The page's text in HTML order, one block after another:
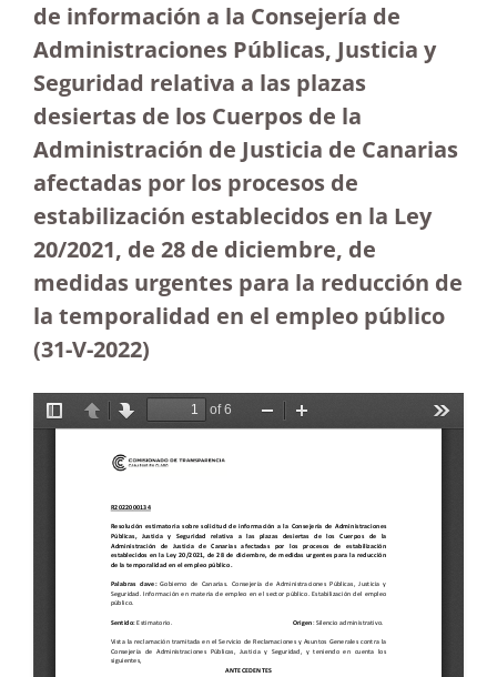
de información a la Consejería de
Administraciones Públicas, Justicia y
Seguridad relativa a las plazas
desiertas de los Cuerpos de la
Administración de Justicia de Canarias
afectadas por los procesos de
estabilización establecidos en la Ley
20/2021, de 28 de diciembre, de
medidas urgentes para la reducción de
la temporalidad en el empleo público
(31-V-2022)